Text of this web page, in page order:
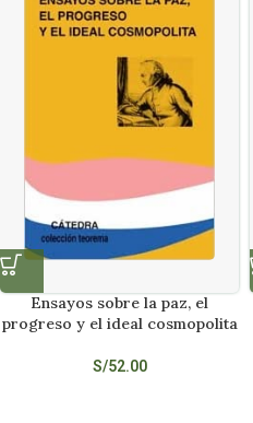
Ensayos sobre la paz, el
progreso y el ideal cosmopolita
S/52.00